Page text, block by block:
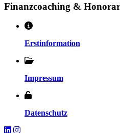
Finanzcoaching &
Erstinformation
Impressum
Datenschutz